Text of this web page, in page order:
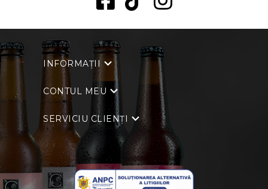
INFORMAȚII
CONTUL MEU
SERVICIU CLIENȚI